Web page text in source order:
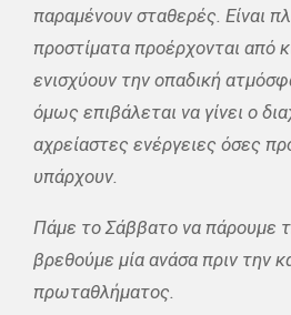
παραμένουν σταθερές. Είναι
προστίματα προέρχονται από
ενισχύουν την οπαδική
όμως επιβάλεται να γίνει ο
αχρείαστες ενέργειες όσες
υπάρχουν.
Πάμε το Σάββατο να πάρουμε
βρεθούμε μία ανάσα πριν την
πρωταθλήματος.